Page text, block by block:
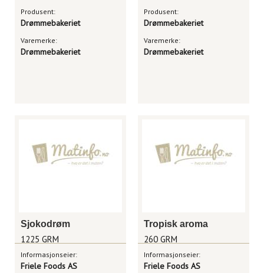
Produsent:
Drømmebakeriet
Varemerke:
Drømmebakeriet
Produsent:
Drømmebakeriet
Varemerke:
Drømmebakeriet
Sjokodrøm
1225 GRM
Informasjonseier:
Friele Foods AS
Tropisk aroma
260 GRM
Informasjonseier:
Friele Foods AS